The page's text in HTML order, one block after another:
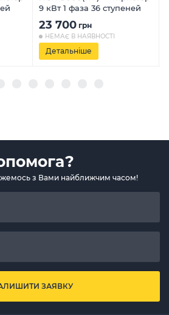
9 кВт 1 фаза 36 ступеней
23 700 грн
НЕМАЄ В НАЯВНОСТІ
Детальніше
з Вами найближчим часом!
ЗАЯВКУ